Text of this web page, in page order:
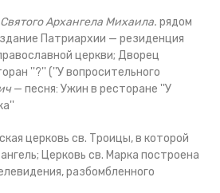
Архангела Михаила. рядом
Патриархии — резиденция
церкви; Дворец
''?'' (''У вопросительного
— песня: Ужин в ресторане ''У
церковь св. Троицы, в которой
Церковь св. Марка построена
разбомбленного